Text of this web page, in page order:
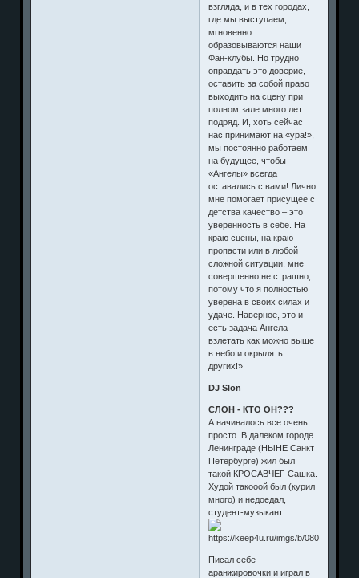
взгляда, и в тех городах,
где мы выступаем,
мгновенно
образовываются наши
Фан-клубы. Но трудно
оправдать это доверие,
оставить за собой право
выходить на сцену при
полном зале много лет
подряд. И, хоть сейчас
нас принимают на «ура!»,
мы постоянно работаем
на будущее, чтобы
«Ангелы» всегда
оставались с вами! Лично
мне помогает присущее с
детства качество – это
уверенность в себе. На
краю сцены, на краю
пропасти или в любой
сложной ситуации, мне
совершенно не страшно,
потому что я полностью
уверена в своих силах и
удаче. Наверное, это и
есть задача Ангела –
взлетать как можно выше
в небо и окрылять
других!»
DJ Slon
СЛОН - КТО ОН???
А начиналось все очень
просто. В далеком городе
Ленинграде (НЫНЕ Санкт
Петербурге) жил был
такой КРОСАВЧЕГ-Сашка.
Худой такооой был (курил
много) и недоедал,
студент-музыкант.
Писал себе
аранжировочки и играл в